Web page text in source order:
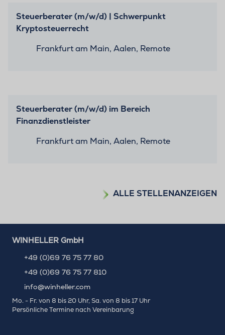
Steuerberater (m/w/d) | Schwerpunkt
Kryptosteuerrecht
Frankfurt am Main, Aalen, Remote
Steuerberater (m/w/d) im Bereich
Finanzdienstleister
Frankfurt am Main, Aalen, Remote
ALLE STELLENANZEIGEN
WINHELLER GmbH
+49 (0)69 76 75 77 80
+49 (0)69 76 75 77 810
info@winheller.com
Mo. - Fr. von 8 bis 20 Uhr, Sa. von 8 bis 17 Uhr
Persönliche Termine nach Vereinbarung